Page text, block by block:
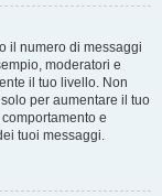
il numero di messaggi
moderatori e
il tuo livello. Non
per aumentare il tuo
e
tuoi messaggi.